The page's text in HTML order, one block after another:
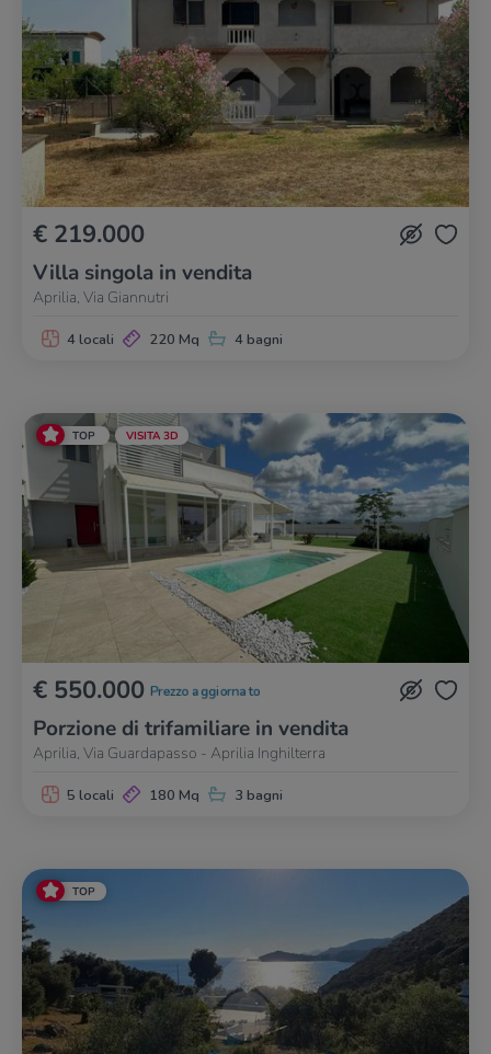
€ 219.000
Villa singola in vendita
Aprilia, Via Giannutri
4 locali 220 Mq 4 bagni
TOP VISITA 3D
€ 550.000 Prezzo aggiornato
Porzione di trifamiliare in vendita
Aprilia, Via Guardapasso - Aprilia Inghilterra
5 locali 180 Mq 3 bagni
TOP